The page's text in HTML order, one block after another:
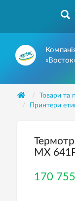
Товари та
Принтери
МХ
170